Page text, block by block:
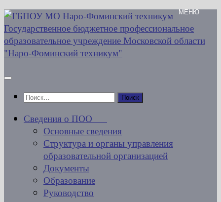
Перейти
к
содержимому
Найти:
Сведения о ПОО
Основные сведения
Структура и органы управления
образовательной организацией
Документы
Образование
Руководство